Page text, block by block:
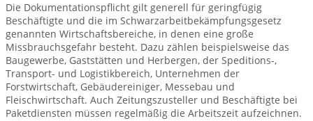
Die Dokumentationspflicht gilt generell für geringfügig
Beschäftigte und die im Schwarzarbeitbekämpfungsgesetz
genannten Wirtschaftsbereiche, in denen eine große
Missbrauchsgefahr besteht. Dazu zählen beispielsweise das
Baugewerbe, Gaststätten und Herbergen, der Speditions-,
Transport- und Logistikbereich, Unternehmen der
Forstwirtschaft, Gebäudereiniger, Messebau und
Fleischwirtschaft. Auch Zeitungszusteller und Beschäftigte bei
Paketdiensten müssen regelmäßig die Arbeitszeit aufzeichnen.